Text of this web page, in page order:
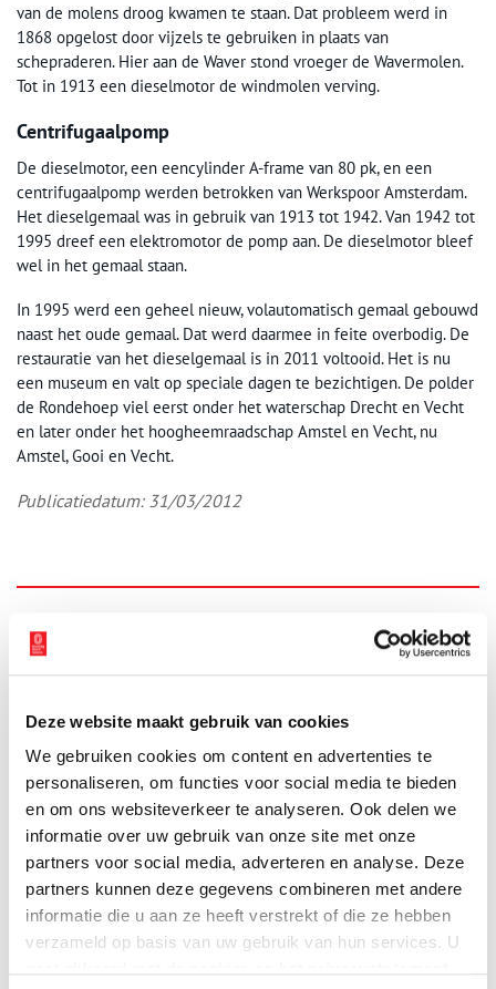
Deze website maakt gebruik van cookies
We gebruiken cookies om content en advertenties te
personaliseren, om functies voor social media te bieden
en om ons websiteverkeer te analyseren. Ook delen we
informatie over uw gebruik van onze site met onze
partners voor social media, adverteren en analyse. Deze
partners kunnen deze gegevens combineren met andere
informatie die u aan ze heeft verstrekt of die ze hebben
verzameld op basis van uw gebruik van hun services. U
van de molens droog kwamen te staan. Dat probleem werd in
1868 opgelost door vijzels te gebruiken in plaats van
schepraderen. Hier aan de Waver stond vroeger de Wavermolen.
Tot in 1913 een dieselmotor de windmolen verving.
Centrifugaalpomp
De dieselmotor, een eencylinder A-frame van 80 pk, en een
centrifugaalpomp werden betrokken van Werkspoor Amsterdam.
Het dieselgemaal was in gebruik van 1913 tot 1942. Van 1942 tot
1995 dreef een elektromotor de pomp aan. De dieselmotor bleef
wel in het gemaal staan.
In 1995 werd een geheel nieuw, volautomatisch gemaal gebouwd
naast het oude gemaal. Dat werd daarmee in feite overbodig. De
restauratie van het dieselgemaal is in 2011 voltooid. Het is nu
een museum en valt op speciale dagen te bezichtigen. De polder
de Rondehoep viel eerst onder het waterschap Drecht en Vecht
en later onder het hoogheemraadschap Amstel en Vecht, nu
Amstel, Gooi en Vecht.
Publicatiedatum: 31/03/2012
Ontvang de nieuwsbrief
wekelijkse nieuwsbrief!
Bij inschrijving gaat u akkoord met onsprivacybeleid .
Aanvullingen
Vul deze informatie aan of geef een reactie.